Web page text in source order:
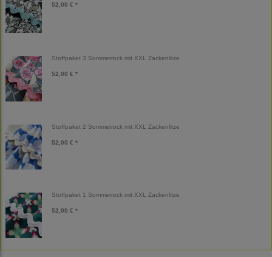
52,00 € *
Stoffpaket 3 Sommerrock mit XXL Zackenlitze
52,00 € *
Stoffpaket 2 Sommerrock mit XXL Zackenlitze
52,00 € *
Stoffpaket 1 Sommerrock mit XXL Zackenlitze
52,00 € *